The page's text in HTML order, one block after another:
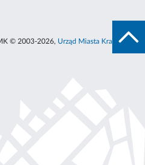
© 2003-2026, Urząd Miasta Krakowa